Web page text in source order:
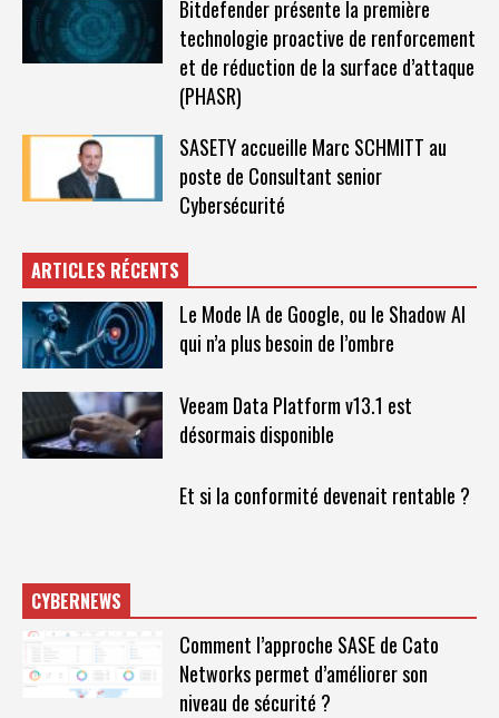
Bitdefender présente la première
technologie proactive de renforcement
et de réduction de la surface d’attaque
(PHASR)
SASETY accueille Marc SCHMITT au
poste de Consultant senior
Cybersécurité
ARTICLES RÉCENTS
Le Mode IA de Google, ou le Shadow AI
qui n’a plus besoin de l’ombre
Veeam Data Platform v13.1 est
désormais disponible
Et si la conformité devenait rentable ?
CYBERNEWS
Comment l’approche SASE de Cato
Networks permet d’améliorer son
niveau de sécurité ?